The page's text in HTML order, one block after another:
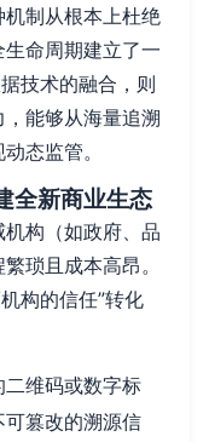
制从根本上杜绝
命周期建立了一
技术的融合，则
能够从海量追溯
态监管。
全新商业生态
构（如政府、品
琐且成本高昂。
构的信任”转化
二维码或数字标
篡改的溯源信